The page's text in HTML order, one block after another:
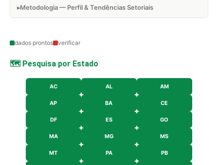
Metodologia — Perfil & Tendências Setoriais
dados prontos verificar
🗺️ Pesquisa por Estado
AC AL AM
AP BA CE
DF ES GO
MA MG MS
MT PA PB